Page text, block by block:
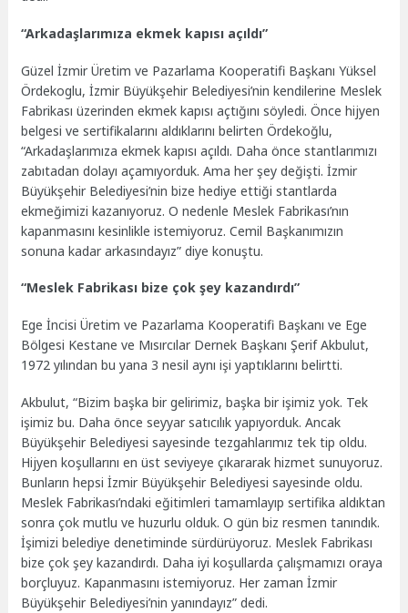
“Arkadaşlarımıza ekmek kapısı açıldı”
Güzel İzmir Üretim ve Pazarlama Kooperatifi Başkanı Yüksel
Ördekoglu, İzmir Büyükşehir Belediyesi’nin kendilerine Meslek
Fabrikası üzerinden ekmek kapısı açtığını söyledi. Önce hijyen
belgesi ve sertifikalarını aldıklarını belirten Ördekoğlu,
“Arkadaşlarımıza ekmek kapısı açıldı. Daha önce stantlarımızı
zabıtadan dolayı açamıyorduk. Ama her şey değişti. İzmir
Büyükşehir Belediyesi’nin bize hediye ettiği stantlarda
ekmeğimizi kazanıyoruz. O nedenle Meslek Fabrikası’nın
kapanmasını kesinlikle istemiyoruz. Cemil Başkanımızın
sonuna kadar arkasındayız” diye konuştu.
“Meslek Fabrikası bize çok şey kazandırdı”
Ege İncisi Üretim ve Pazarlama Kooperatifi Başkanı ve Ege
Bölgesi Kestane ve Mısırcılar Dernek Başkanı Şerif Akbulut,
1972 yılından bu yana 3 nesil aynı işi yaptıklarını belirtti.
Akbulut, “Bizim başka bir gelirimiz, başka bir işimiz yok. Tek
işimiz bu. Daha önce seyyar satıcılık yapıyorduk. Ancak
Büyükşehir Belediyesi sayesinde tezgahlarımız tek tip oldu.
Hijyen koşullarını en üst seviyeye çıkararak hizmet sunuyoruz.
Bunların hepsi İzmir Büyükşehir Belediyesi sayesinde oldu.
Meslek Fabrikası’ndaki eğitimleri tamamlayıp sertifika aldıktan
sonra çok mutlu ve huzurlu olduk. O gün biz resmen tanındık.
İşimizi belediye denetiminde sürdürüyoruz. Meslek Fabrikası
bize çok şey kazandırdı. Daha iyi koşullarda çalışmamızı oraya
borçluyuz. Kapanmasını istemiyoruz. Her zaman İzmir
Büyükşehir Belediyesi’nin yanındayız” dedi.